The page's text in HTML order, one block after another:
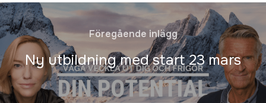
Föregående inlägg
Ny utbildning med start 23 mars